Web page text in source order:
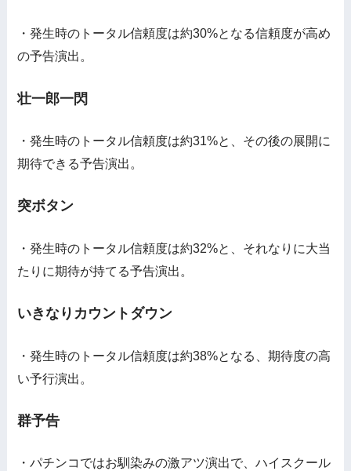
・発生時のトータル信頼度は約30%となる信頼度が高め
の予告演出。
壮一郎一閃
・発生時のトータル信頼度は約31%と、その後の展開に
期待できる予告演出。
突ボタン
・発生時のトータル信頼度は約32%と、それなりに大当
たりに期待が持てる予告演出。
いきなりカウントダウン
・発生時のトータル信頼度は約38%となる、期待度の高
い予行演出。
群予告
・パチンコではお馴染みの激アツ演出で、ハイスクール